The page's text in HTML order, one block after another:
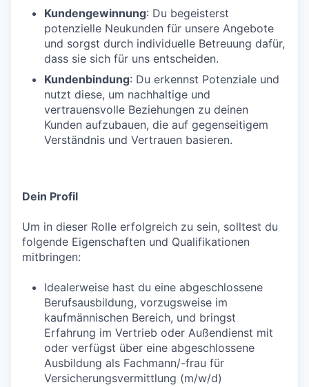
Kundengewinnung: Du begeisterst
potenzielle Neukunden für unsere Angebote
und sorgst durch individuelle Betreuung dafür,
dass sie sich für uns entscheiden.
Kundenbindung: Du erkennst Potenziale und
nutzt diese, um nachhaltige und
vertrauensvolle Beziehungen zu deinen
Kunden aufzubauen, die auf gegenseitigem
Verständnis und Vertrauen basieren.
Dein Profil
Um in dieser Rolle erfolgreich zu sein, solltest du
folgende Eigenschaften und Qualifikationen
mitbringen:
Idealerweise hast du eine abgeschlossene
Berufsausbildung, vorzugsweise im
kaufmännischen Bereich, und bringst
Erfahrung im Vertrieb oder Außendienst mit
oder verfügst über eine abgeschlossene
Ausbildung als Fachmann/-frau für
Versicherungsvermittlung (m/w/d)